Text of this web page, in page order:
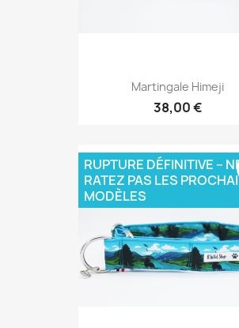
Martingale Himeji
38,00 €
RUPTURE DÉFINITIVE –
RATEZ PAS LES
MODÈLES